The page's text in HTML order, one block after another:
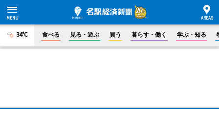
34°C 食べる 見る・遊ぶ 買う 暮らす・働く 学ぶ・知る